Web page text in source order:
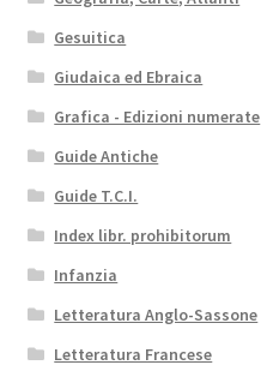
Gesuitica
Giudaica ed Ebraica
Grafica - Edizioni numerate
Guide Antiche
Guide T.C.I.
Index libr. prohibitorum
Infanzia
Letteratura Anglo-Sassone
Letteratura Francese